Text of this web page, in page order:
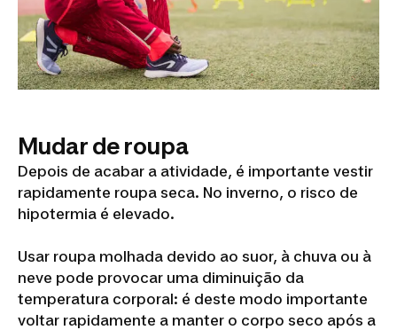
Mudar de roupa
Depois de acabar a atividade, é importante vestir
rapidamente roupa seca. No inverno, o risco de
hipotermia é elevado.
Usar roupa molhada devido ao suor, à chuva ou à
neve pode provocar uma diminuição da
temperatura corporal: é deste modo importante
voltar rapidamente a manter o corpo seco após a